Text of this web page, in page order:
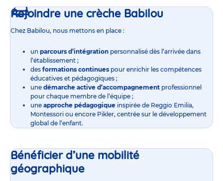
Rejoindre une crèche Babilou
Chez Babilou, nous mettons en place :
un parcours d’intégration personnalisé dès l’arrivée dans
l’établissement ;
des formations continues pour enrichir les compétences
éducatives et pédagogiques ;
une démarche active d’accompagnement professionnel
pour chaque membre de l’équipe ;
une approche pédagogique inspirée de Reggio Emilia,
Montessori ou encore Pikler, centrée sur le développement
global de l’enfant.
Bénéficier d’une mobilité
géographique